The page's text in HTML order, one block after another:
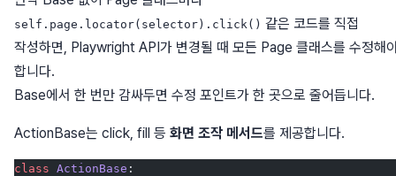
self.page.locator(selector).click() 같은 코드를 직접
작성하면, Playwright API가 변경될 때 모든 Page 클래스를 수정해
합니다.
Base에서 한 번만 감싸두면 수정 포인트가 한 곳으로 줄어듭니다.
ActionBase는 click, fill 등 화면 조작 메서드를 제공합니다.
class ActionBase :